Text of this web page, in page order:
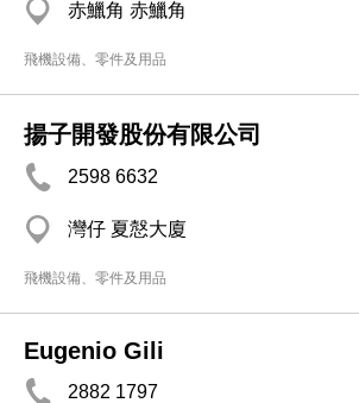
赤鱲角 赤鱲角
飛機設備、零件及用品
揚子開發股份有限公司
2598 6632
灣仔 夏慤大廈
飛機設備、零件及用品
Eugenio Gili
2882 1797